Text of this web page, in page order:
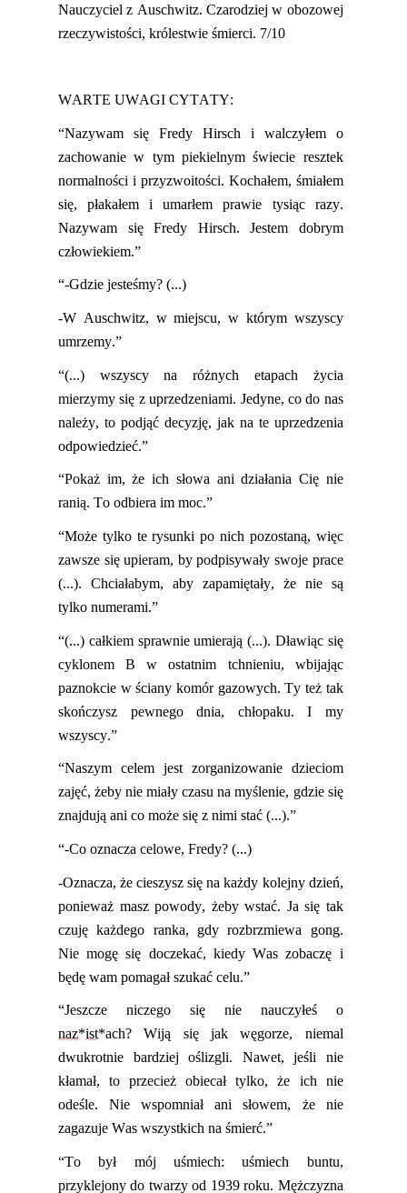
Nauczyciel z Auschwitz. Czarodziej w obozowej
rzeczywistości, królestwie śmierci. 7/10
WARTE UWAGI CYTATY:
“Nazywam się Fredy Hirsch i walczyłem o
zachowanie w tym piekielnym świecie resztek
normalności i przyzwoitości. Kochałem, śmiałem
się, płakałem i umarłem prawie tysiąc razy.
Nazywam się Fredy Hirsch. Jestem dobrym
człowiekiem.”
“-Gdzie jesteśmy? (...)
-W Auschwitz, w miejscu, w którym wszyscy
umrzemy.”
“(...) wszyscy na różnych etapach życia
mierzymy się z uprzedzeniami. Jedyne, co do nas
należy, to podjąć decyzję, jak na te uprzedzenia
odpowiedzieć.”
“Pokaż im, że ich słowa ani działania Cię nie
ranią. To odbiera im moc.”
“Może tylko te rysunki po nich pozostaną, więc
zawsze się upieram, by podpisywały swoje prace
(...). Chciałabym, aby zapamiętały, że nie są
tylko numerami.”
“(...) całkiem sprawnie umierają (...). Dławiąc się
cyklonem B w ostatnim tchnieniu, wbijając
paznokcie w ściany komór gazowych. Ty też tak
skończysz pewnego dnia, chłopaku. I my
wszyscy.”
“Naszym celem jest zorganizowanie dzieciom
zajęć, żeby nie miały czasu na myślenie, gdzie się
znajdują ani co może się z nimi stać (...).”
“-Co oznacza celowe, Fredy? (...)
-Oznacza, że cieszysz się na każdy kolejny dzień,
ponieważ masz powody, żeby wstać. Ja się tak
czuję każdego ranka, gdy rozbrzmiewa gong.
Nie mogę się doczekać, kiedy Was zobaczę i
będę wam pomagał szukać celu.”
“Jeszcze niczego się nie nauczyłeś o
naz*ist*ach? Wiją się jak węgorze, niemal
dwukrotnie bardziej oślizgli. Nawet, jeśli nie
kłamał, to przecież obiecał tylko, że ich nie
odeśle. Nie wspomniał ani słowem, że nie
zagazuje Was wszystkich na śmierć.”
“To był mój uśmiech: uśmiech buntu,
przyklejony do twarzy od 1939 roku. Mężczyzna